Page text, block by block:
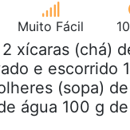
Muito Fácil
xícaras (chá)
e escorrido
(sopa)
água 100 g